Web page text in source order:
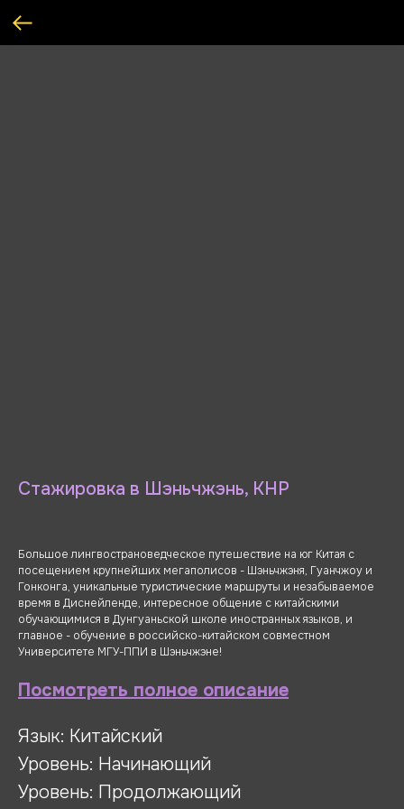
Стажировка в Шэньчжэнь, КНР
Большое лингвострановедческое путешествие на юг Китая с
посещением крупнейших мегаполисов - Шэньчжэня, Гуанчжоу и
Гонконга, уникальные туристические маршруты и незабываемое
время в Диснейленде, интересное общение с китайскими
обучающимися в Дунгуаньской школе иностранных языков, и
главное - обучение в российско-китайском совместном
Университете МГУ-ППИ в Шэньчжэне!
Посмотреть полное описание
Язык: Китайский
Уровень: Начинающий
Уровень: Продолжающий